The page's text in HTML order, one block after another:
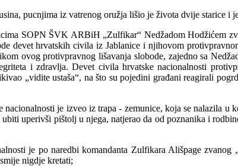
pucnjima iz vatrenog oružja lišio je života dvije starice i
SOPN ŠVK ARBiH „Zulfikar“ Nedžadom Hodžićem
devet hrvatskih civila iz Jablanice i njihovom
ovog protivpravnog lišavanja slobode, zajedno sa
i zdravlja. Devet civila hrvatske nacionalnosti
„vidite ustaša“, na što su pojedini građani reagirali
je izveo iz trapa - zemunice, koja se nalazila u
uperivši pištolj u njega, natjerao da od poznanika i
je po naredbi komandanta Zulfikara Ališpage zvanog
nigdje kretati;